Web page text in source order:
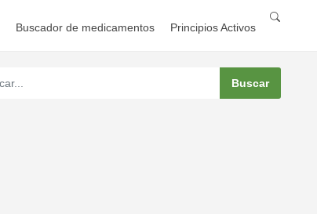
Buscador de medicamentos Principios Activos